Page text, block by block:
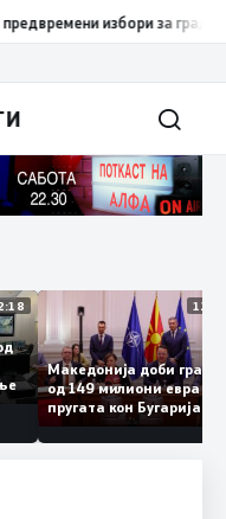
за распишување
12:18
од
Македонија доби
од 149 милиони евра
пругата кон Бугарија